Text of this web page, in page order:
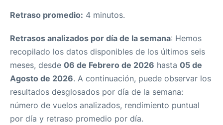
Retraso promedio: 4 minutos.
Retrasos analizados por día de la semana: Hemos
recopilado los datos disponibles de los últimos seis
meses, desde 06 de Febrero de 2026 hasta 05 de
Agosto de 2026. A continuación, puede observar los
resultados desglosados por día de la semana:
número de vuelos analizados, rendimiento puntual
por día y retraso promedio por día.